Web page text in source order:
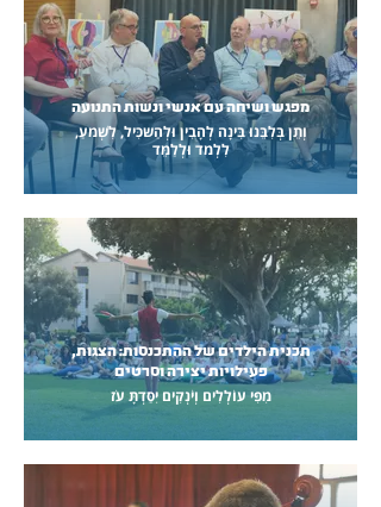
מפגש ושיחה עם אנשי ונשות התנועה
וְתֵן בְּלִבֵּנוּ בִּינָה לְהָבִין וּלְהַשכִּיל, לִשְׁמעַ,
לִלְמד וּלְלַמֵּד
תכנית הילדים של ההתכנסות: הצגות,
פעילויות יצירה וסרטים
מִפִּי עוֹלְלִים וְיֹנְקִים יִסַּדְתָּ עֹז